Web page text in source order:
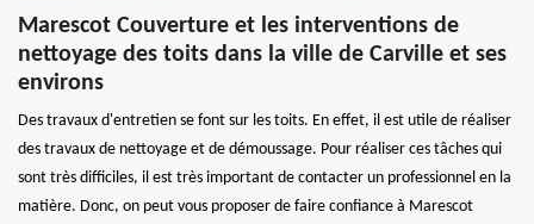
Marescot Couverture et les interventions de
nettoyage des toits dans la ville de Carville et ses
environs
Des travaux d'entretien se font sur les toits. En effet, il est utile de réaliser
des travaux de nettoyage et de démoussage. Pour réaliser ces tâches qui
sont très difficiles, il est très important de contacter un professionnel en la
matière. Donc, on peut vous proposer de faire confiance à Marescot